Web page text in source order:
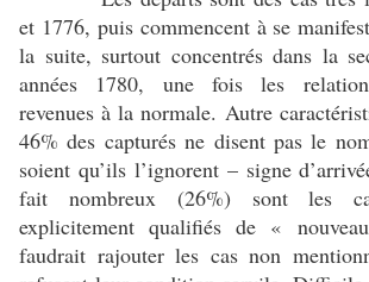
et 1776, puis commencent à se
la suite, surtout concentrés dans la
années 1780, une fois les
revenues à la normale. Autre
46% des capturés ne disent pas le
soient qu’ils l’ignorent – signe
fait nombreux (26%) sont les
explicitement qualifiés de «
faudrait rajouter les cas non